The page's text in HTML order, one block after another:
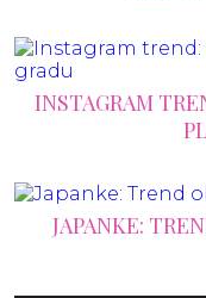
INSTAGRAM
JAPANKE: